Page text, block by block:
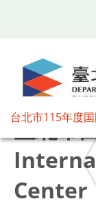
臺北市
Center
台北市115年度